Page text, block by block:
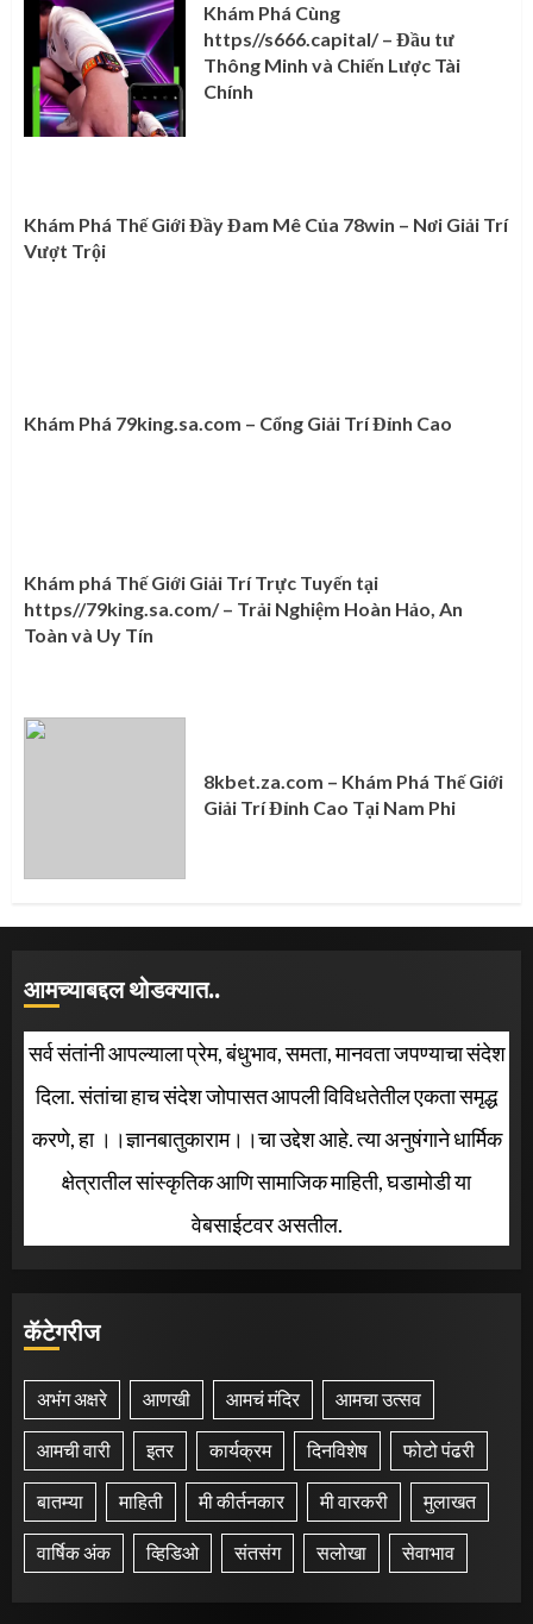
Khám Phá Cùng
https//s666.capital/ – Đầu tư
Thông Minh và Chiến Lược Tài
Chính
Khám Phá Thế Giới Đầy Đam Mê Của 78win – Nơi Giải Trí
Vượt Trội
Khám Phá 79king.sa.com – Cổng Giải Trí Đỉnh Cao
Khám phá Thế Giới Giải Trí Trực Tuyến tại
https//79king.sa.com/ – Trải Nghiệm Hoàn Hảo, An
Toàn và Uy Tín
8kbet.za.com – Khám Phá Thế Giới
Giải Trí Đỉnh Cao Tại Nam Phi
आमच्याबद्दल थोडक्यात..
सर्व संतांनी आपल्याला प्रेम, बंधुभाव, समता, मानवता जपण्याचा संदेश
दिला. संतांचा हाच संदेश जोपासत आपली विविधतेतील एकता समृद्ध
करणे, हा ।।ज्ञानबातुकाराम।।चा उद्देश आहे. त्या अनुषंगाने धार्मिक
क्षेत्रातील सांस्कृतिक आणि सामाजिक माहिती, घडामोडी या
वेबसाईटवर असतील.
कॅटेगरीज
अभंग अक्षरे आणखी आमचं मंदिर आमचा उत्सव
आमची वारी इतर कार्यक्रम दिनविशेष फोटो पंढरी
बातम्या माहिती मी कीर्तनकार मी वारकरी मुलाखत
वार्षिक अंक व्हिडिओ संतसंग सलोखा सेवाभाव